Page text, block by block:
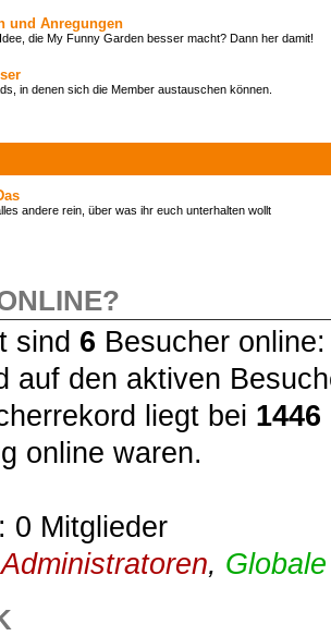
und Anregungen
die My Funny Garden besser macht? Dann her damit!
in denen sich die Member austauschen können.
andere rein, über was ihr euch unterhalten wollt
sind 6 Besucher
auf den aktiven
liegt bei 1446
online waren.
0 Mitglieder
Administratoren,